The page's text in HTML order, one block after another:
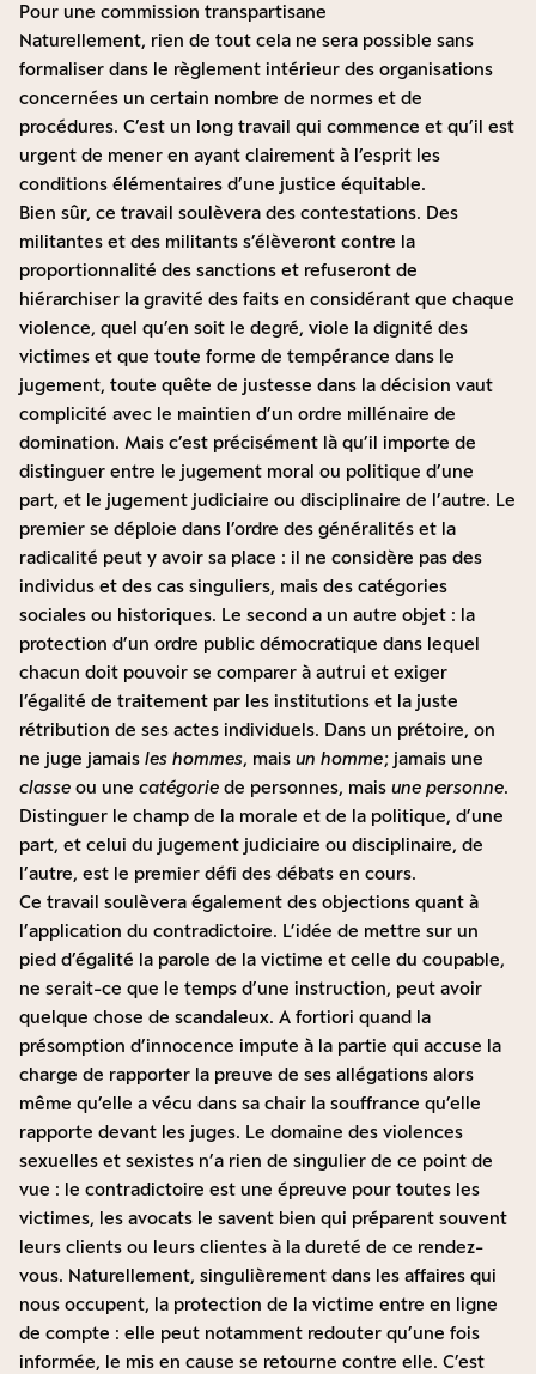
Pour une commission transpartisane
Naturellement, rien de tout cela ne sera possible sans
formaliser dans le règlement intérieur des organisations
concernées un certain nombre de normes et de
procédures. C’est un long travail qui commence et qu’il est
urgent de mener en ayant clairement à l’esprit les
conditions élémentaires d’une justice équitable.
Bien sûr, ce travail soulèvera des contestations. Des
militantes et des militants s’élèveront contre la
proportionnalité des sanctions et refuseront de
hiérarchiser la gravité des faits en considérant que chaque
violence, quel qu’en soit le degré, viole la dignité des
victimes et que toute forme de tempérance dans le
jugement, toute quête de justesse dans la décision vaut
complicité avec le maintien d’un ordre millénaire de
domination. Mais c’est précisément là qu’il importe de
distinguer entre le jugement moral ou politique d’une
part, et le jugement judiciaire ou disciplinaire de l’autre. Le
premier se déploie dans l’ordre des généralités et la
radicalité peut y avoir sa place : il ne considère pas des
individus et des cas singuliers, mais des catégories
sociales ou historiques. Le second a un autre objet : la
protection d’un ordre public démocratique dans lequel
chacun doit pouvoir se comparer à autrui et exiger
l’égalité de traitement par les institutions et la juste
rétribution de ses actes individuels. Dans un prétoire, on
ne juge jamais les hommes, mais un homme; jamais une
classe ou une catégorie de personnes, mais une personne.
Distinguer le champ de la morale et de la politique, d’une
part, et celui du jugement judiciaire ou disciplinaire, de
l’autre, est le premier défi des débats en cours.
Ce travail soulèvera également des objections quant à
l’application du contradictoire. L’idée de mettre sur un
pied d’égalité la parole de la victime et celle du coupable,
ne serait-ce que le temps d’une instruction, peut avoir
quelque chose de scandaleux. A fortiori quand la
présomption d’innocence impute à la partie qui accuse la
charge de rapporter la preuve de ses allégations alors
même qu’elle a vécu dans sa chair la souffrance qu’elle
rapporte devant les juges. Le domaine des violences
sexuelles et sexistes n’a rien de singulier de ce point de
vue : le contradictoire est une épreuve pour toutes les
victimes, les avocats le savent bien qui préparent souvent
leurs clients ou leurs clientes à la dureté de ce rendez-
vous. Naturellement, singulièrement dans les affaires qui
nous occupent, la protection de la victime entre en ligne
de compte : elle peut notamment redouter qu’une fois
informée, le mis en cause se retourne contre elle. C’est